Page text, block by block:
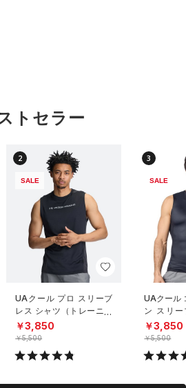
トセラー
2
SALE
UAクール プロ スリーブ
レス シャツ（トレーニン
グ/MEN）
￥3,850
￥5,500
3
SALE
UAクール
ン スリ
（トレー
￥3,850
￥5,500